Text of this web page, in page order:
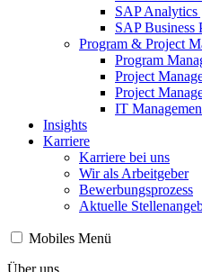
SAP Analytics
SAP
Program & Project
Program
Project
Project
IT
Insights
Karriere
Karriere bei uns
Wir als Arbeitgeber
Bewerbungsprozess
Aktuelle
Mobiles Menü
Über uns